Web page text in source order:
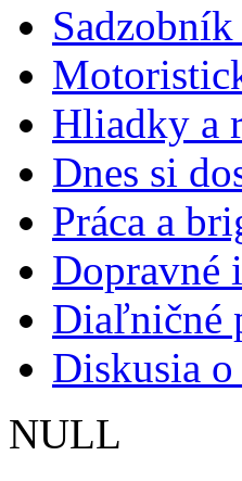
Hliadky a
Dnes si
Práca a
Dopravné
Diaľničné
Diskusia
NULL